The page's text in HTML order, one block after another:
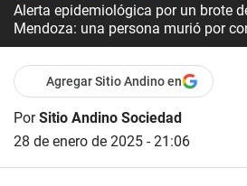
Alerta epidemiológica por un brote
Mendoza: una persona murió por
Agregar Sitio Andino en
PorSitio Andino Sociedad
28 de enero de 2025 - 21:06